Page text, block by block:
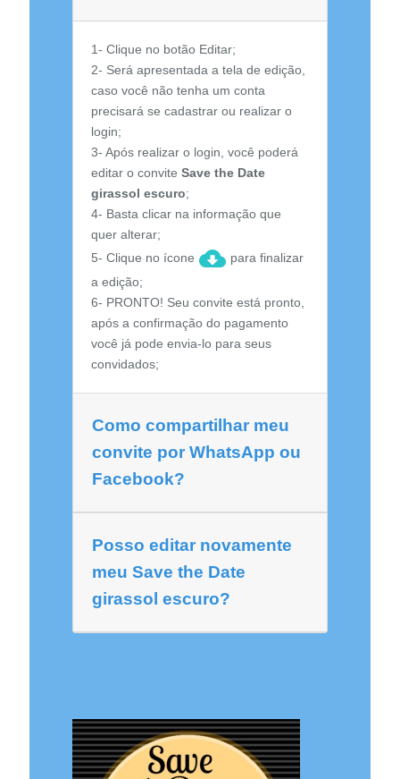
1- Clique no botão Editar;
2- Será apresentada a tela de edição,
caso você não tenha um conta
precisará se cadastrar ou realizar o
login;
3- Após realizar o login, você poderá
editar o convite Save the Date
girassol escuro;
4- Basta clicar na informação que
quer alterar;
5- Clique no ícone
para finalizar
a edição;
6- PRONTO! Seu convite está pronto,
após a confirmação do pagamento
você já pode envia-lo para seus
convidados;
Como compartilhar meu
convite por WhatsApp ou
Facebook?
Posso editar novamente
meu Save the Date
girassol escuro?